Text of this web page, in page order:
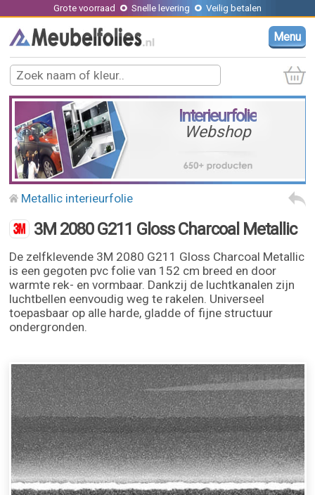
Grote voorraad Snelle levering Veilig betalen
Menu
Interieurfolie
Webshop
Metallic interieurfolie
3M 2080 G211 Gloss Charcoal Metallic
De zelfklevende 3M 2080 G211 Gloss Charcoal Metallic
is een gegoten pvc folie van 152 cm breed en door
warmte rek- en vormbaar. Dankzij de luchtkanalen zijn
luchtbellen eenvoudig weg te rakelen. Universeel
toepasbaar op alle harde, gladde of fijne structuur
ondergronden.